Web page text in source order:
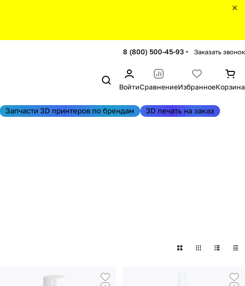
8 (800) 500-45-93 Заказать звонок
ВойтиСравнениеИзбранноеКорзина
Запчасти 3D принтеров по брендам 3D печать на заказ